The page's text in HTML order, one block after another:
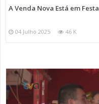
A Venda Nova Está em Festa
04 Julho 2025 46 K